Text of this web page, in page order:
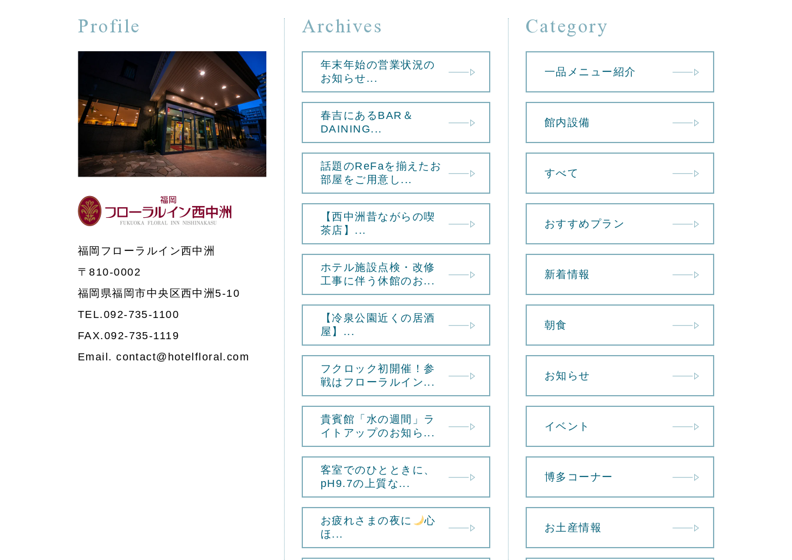
Profile
福岡フローラルイン西中洲
〒810-0002
福岡県福岡市中央区西中洲5-10
TEL.092-735-1100
FAX.092-735-1119
Email. contact@hotelfloral.com
Archives
年末年始の営業状況の
お知らせ...
春吉にあるBAR＆
DAINING...
話題のReFaを揃えたお
部屋をご用意し...
【西中洲昔ながらの喫
茶店】...
ホテル施設点検・改修
工事に伴う休館のお...
【冷泉公園近くの居酒
屋】...
フクロック初開催！参
戦はフローラルイン...
貴賓館「水の週間」ラ
イトアップのお知ら...
客室でのひとときに、
pH9.7の上質な...
お疲れさまの夜に
心
ほ...
Category
一品メニュー紹介
館内設備
すべて
おすすめプラン
新着情報
朝食
お知らせ
イベント
博多コーナー
お土産情報